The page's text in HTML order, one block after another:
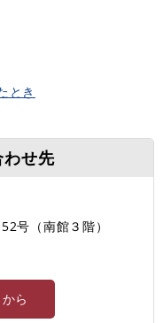
とき
わせ先
号（南館３階）
ら